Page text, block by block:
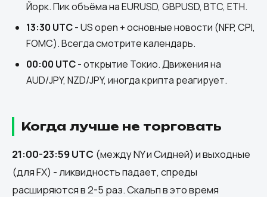
Йорк. Пик объёма на EURUSD, GBPUSD, BTC, ETH.
13:30 UTC- US open + основные новости (NFP, CPI,
FOMC). Всегда смотрите календарь.
00:00 UTC- открытие Токио. Движения на
AUD/JPY, NZD/JPY, иногда крипта реагирует.
Когда лучше не торговать
21:00-23:59 UTC (между NY и Сидней) и выходные
(для FX) - ликвидность падает, спреды
расширяются в 2-5 раз. Скальп в это время